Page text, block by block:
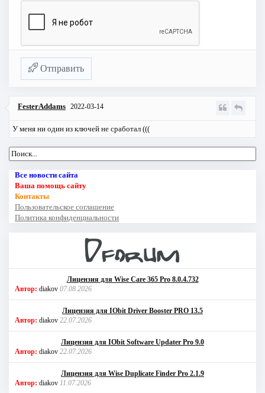
Отправить
FesterAddams 2022-03-14
У меня ни один из ключей не сработал (((
Все новости сайта
Ваша помощь сайту
Контакты
Пользовательское соглашение
Политика конфиденциальности
Лицензия для Wise Care 365 Pro 8.0.4.732
Автор: diakov 07.08.2026
Лицензия для IObit Driver Booster PRO 13.5
Автор: diakov 22.07.2026
Лицензия для IObit Software Updater Pro 9.0
Автор: diakov 22.07.2026
Лицензия для Wise Duplicate Finder Pro 2.1.9
Автор: diakov 11.07.2026